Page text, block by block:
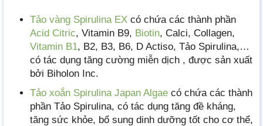
Tảo vàng Spirulina EX có chứa các thành phần
Acid Citric, Vitamin B9, Biotin, Calci, Collagen,
Vitamin B1, B2, B3, B6, D Actiso, Tảo Spirulina,…
có tác dụng tăng cường miễn dịch , được sản xuất
bởi Biholon Inc.
Tảo xoắn Spirulina Japan Algae có chứa các thành
phần Tảo Spirulina, có tác dụng tăng đề kháng,
tăng sức khỏe, bổ sung dinh dưỡng tốt cho cơ thể,